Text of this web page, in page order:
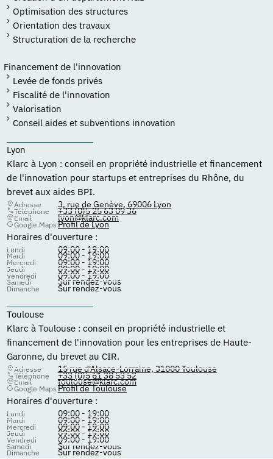
Optimisation des structures
Orientation des travaux
Structuration de la recherche
Financement de l'innovation
Levée de fonds privés
Fiscalité de l'innovation
Valorisation
Conseil aides et subventions innovation
Lyon
Klarc à Lyon : conseil en propriété industrielle et financement
de l'innovation pour startups et entreprises du Rhône, du
brevet aux aides BPI.
Adresse 3, rue de Genève, 69006 Lyon
Téléphone +33 (0)5 25 63 09 36
Email lyon@klarc.com
Google Maps Profil de Lyon
Horaires d'ouverture :
Lundi 09:00 - 19:00
Mardi 09:00 - 19:00
Mercredi 09:00 - 19:00
Jeudi 09:00 - 19:00
Vendredi 09:00 - 19:00
Samedi Sur rendez-vous
Dimanche Sur rendez-vous
Toulouse
Klarc à Toulouse : conseil en propriété industrielle et
financement de l'innovation pour les entreprises de Haute-
Garonne, du brevet au CIR.
Adresse 15 rue d'Alsace-Lorraine, 31000 Toulouse
Téléphone +33 (0)5 61 38 53 52
Email toulouse@klarc.com
Google Maps Profil de Toulouse
Horaires d'ouverture :
Lundi 09:00 - 19:00
Mardi 09:00 - 19:00
Mercredi 09:00 - 19:00
Jeudi 09:00 - 19:00
Vendredi 09:00 - 19:00
Samedi Sur rendez-vous
Dimanche Sur rendez-vous